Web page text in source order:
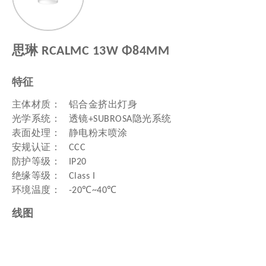
思琳 RCALMC 13W Φ84MM
特征
主体材质：	铝合金挤出灯身
光学系统：	透镜+SUBROSA隐光系统
表面处理：	静电粉末喷涂
安规认证：	CCC
防护等级：	IP20
绝缘等级：	Class I
线图